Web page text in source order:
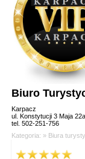
Biuro
Karpacz
ul. Konstytucji 3 Maja 22a
tel. 502-251-756
Kategoria: » Biura